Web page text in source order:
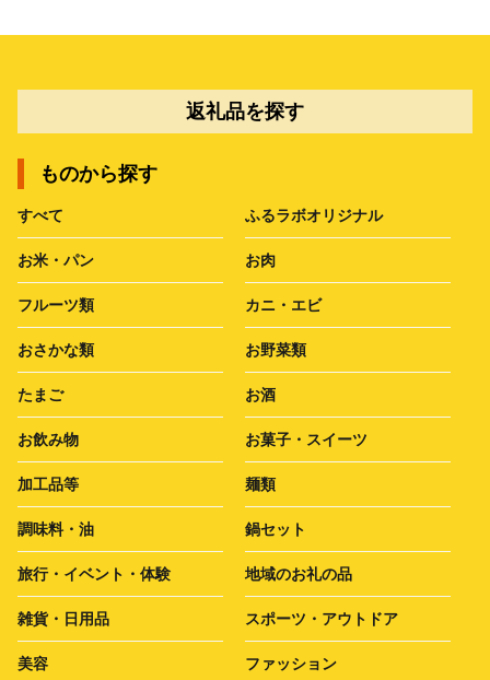
返礼品を探す
ものから探す
すべて ふるラボオリジナル
お米・パン お肉
フルーツ類 カニ・エビ
おさかな類 お野菜類
たまご お酒
お飲み物 お菓子・スイーツ
加工品等 麺類
調味料・油 鍋セット
旅行・イベント・体験 地域のお礼の品
雑貨・日用品 スポーツ・アウトドア
美容 ファッション